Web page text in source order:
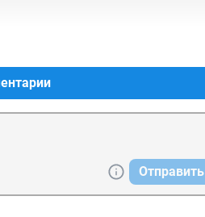
Отправить